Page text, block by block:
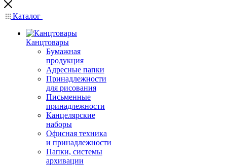
Каталог
Канцтовары
Бумажная
продукция
Адресные папки
Принадлежности
для рисования
Письменные
принадлежности
Канцелярские
наборы
Офисная техника
и принадлежности
Папки, системы
архивации